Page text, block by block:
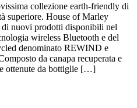
collezione earth-friendly di
superiore. House of Marley
di nuovi prodotti disponibili nel
wireless Bluetooth e del
denominato REWIND e
da canapa recuperata e
ottenute da bottiglie […]